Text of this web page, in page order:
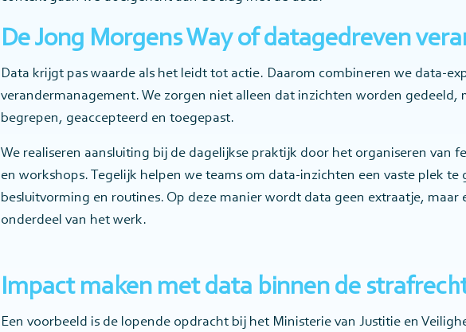
De Jong Morgens Way of datagedreven
Data krijgt pas waarde als het leidt tot actie. Daarom combineren we data-
verandermanagement. We zorgen niet alleen dat inzichten worden gedeeld,
begrepen, geaccepteerd en toegepast.
We realiseren aansluiting bij de dagelijkse praktijk door het organiseren van
en workshops. Tegelijk helpen we teams om data-inzichten een vaste plek te
besluitvorming en routines. Op deze manier wordt data geen extraatje, maar
onderdeel van het werk.
Impact maken met data binnen de
Een voorbeeld is de lopende opdracht bij het Ministerie van Justitie en